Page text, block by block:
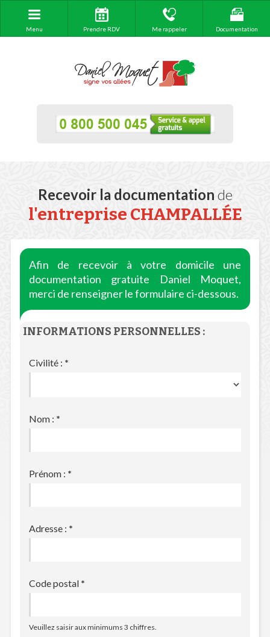
Menu Prendre RDV Me rappeler Documentation
Recevoir la documentation de
l'entreprise CHAMPALLÉE
Afin de recevoir à votre domicile une
documentation gratuite Daniel Moquet,
merci de renseigner le formulaire ci-dessous.
INFORMATIONS PERSONNELLES :
Civilité : *
Nom : *
Prénom : *
Adresse : *
Code postal *
Veuillez saisir aux minimums 3 chiffres.